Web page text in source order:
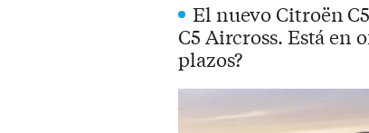
El nuevo Citroën
C5 Aircross. Está en
plazos?